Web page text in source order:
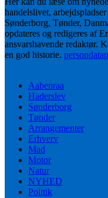
handelslivet,
Sønderborg, Tønder,
opdateres og redigeres af
ansvarshavende redaktør.
en god historie.
Aabenraa
Haderslev
Sønderborg
Tønder
Arrangementer
Erhverv
Mad
Motor
Natur
NYHED
Politik